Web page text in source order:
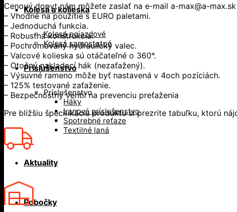
Kolesá a kolieska
Kolesá pojazdové
Kolesá samostatné
Príslušenstvo
Príslušenstvo
Háky
Lanové príslušenstvo
Spotrebné reťaze
Textilné laná
Aktuality
Pobočky
Cenový dopyt nám môžete zaslať na e-mail a-max@a-
– Vhodné na použitie s EURO paletami.
– Jednoduchá funkcia.
– Robustná konštrukcia.
– Pochrómovaný hydraulický valec.
– Valcové kolieska sú otáčateľné o 360°.
– Otočný nakladací hák (nezaťažený).
– Výsuvné rameno môže byť nastavená v 4och pozíciách.
– 125% testované zaťaženie.
– Bezpečnostný ventil na prevenciu preťaženia
Pre bližšiu špecifikáciu produktu si prezrite tabuľku, ktorú